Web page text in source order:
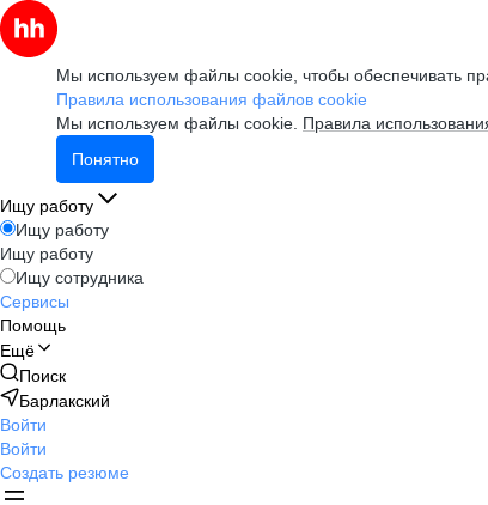
Мы используем файлы cookie, чтобы обеспечивать
Правила использования файлов cookie
Мы используем файлы cookie. Правила
Понятно
Ищу работу
Ищу работу
Ищу работу
Ищу сотрудника
Сервисы
Помощь
Ещё
Поиск
Барлакский
Войти
Войти
Создать резюме